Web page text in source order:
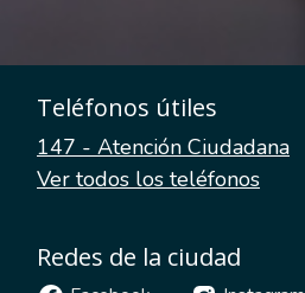
Teléfonos útiles
147 - Atención Ciudadana
Ver todos los teléfonos
Redes de la ciudad